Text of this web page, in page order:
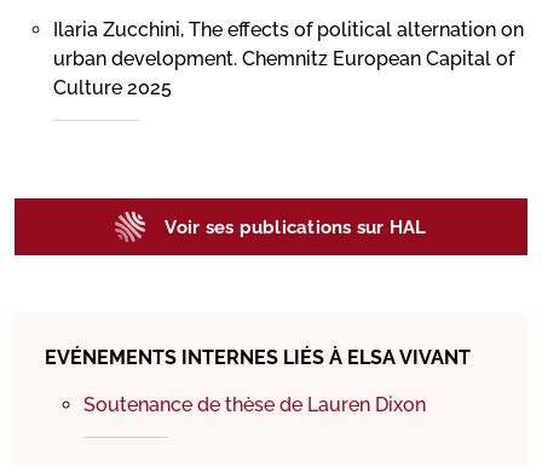
Ilaria Zucchini, The effects of political alternation on
urban development. Chemnitz European Capital of
Culture 2025
Voir ses publications sur HAL
EVÉNEMENTS INTERNES LIÉS À ELSA VIVANT
Soutenance de thèse de Lauren Dixon